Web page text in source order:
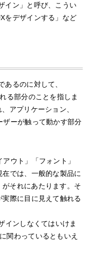
イン」と呼び、こうい
をデザインする」など
あるのに対して、
る部分のことを指しま
アプリケーション、
ーが触って動かす部分
ウト」「フォント」
在では、一般的な製品に
それにあたります。そ
際に目に見えて触れる
インしなくてはいけま
関わっているともいえ